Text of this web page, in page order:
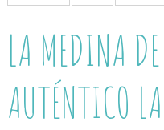
LA MEDINA
AUTÉNTICO